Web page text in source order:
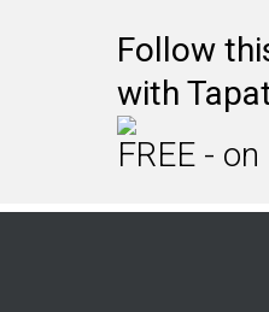
Follow
with
FREE -